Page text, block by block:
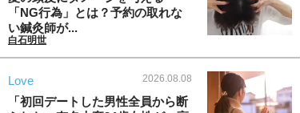
「NG行為」とは？予約の取れな
い鍼灸師が...
白石明世
Love 2026.08.08
「初回デートした男性全員から断